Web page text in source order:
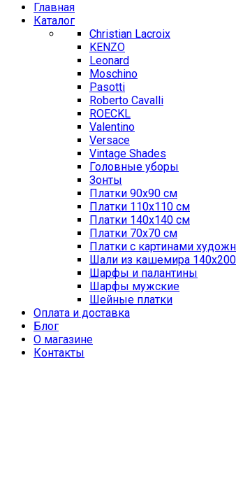
Главная
Каталог
Christian Lacroix
KENZO
Leonard
Moschino
Pasotti
Roberto Cavalli
ROECKL
Valentino
Versace
Vintage Shades
Головные уборы
Зонты
Платки 90х90 см
Платки 110х110 см
Платки 140х140 см
Платки 70х70 см
Платки с картинами
Шали из кашемира
Шарфы и палантины
Шарфы мужские
Шейные платки
Оплата и доставка
Блог
О магазине
Контакты